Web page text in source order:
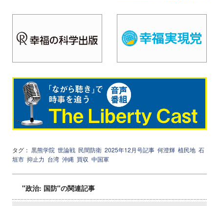
タグ： 黒熊学院 世論戦 民間防衛 2025年12月号記事 何澄輝 植民地 石
垣市 抑止力 台湾 沖縄 買収 中国軍
"政治: 国防"の関連記事